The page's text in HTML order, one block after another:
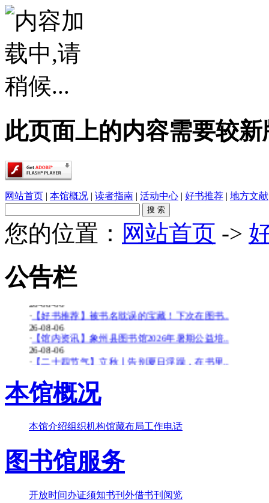
此页面上的内容需要较
网站首页 | 本馆概况 | 读者指南 | 活动中心 | 好书推荐 | 地方文献
您的位置： 网站首页 ->
公告栏
春雨润乡土，书香伴童行——象州县文化广电..
26-08-06
【少儿多媒体图书馆】背了八百遍《出师表》..
【好书推荐】被书名耽误的宝藏！下次在图书..
26-08-06
· 【馆内资讯】象州县图书馆2026年暑期公益培..
26-08-06
· 【二十四节气】立秋丨告别夏日浮躁，在书里..
【少儿多媒体图书馆】边画边学！超有趣的少..
26-07-20
·【暑期公益培训班】象州县图书馆2026年暑期..
·【好书推荐】大暑天容易犯困？这些“烧脑”..
·【共读八桂-乡音童韵】广西桂林图书馆“共读..
26-07-20
·【二十四节气】大暑-_-大暑至-夏更浓
26-07-20
本馆概况
本馆介绍组织机构馆藏布局工作电话
图书馆服务
开放时间办证须知书刊外借书刊阅览